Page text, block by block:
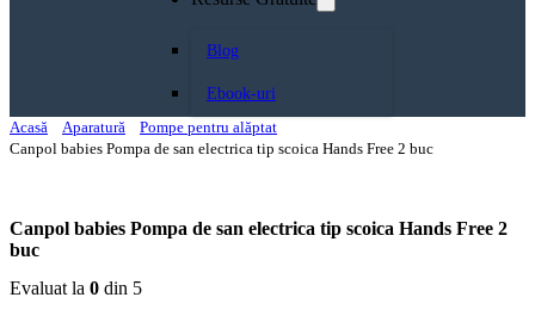
Blog
Ebook-uri
Acasă
Aparatură
Pompe pentru alăptat
Canpol babies Pompa de san electrica tip scoica Hands Free 2 buc
Canpol babies Pompa de san electrica tip scoica Hands Free 2
buc
Evaluat la 0 din 5